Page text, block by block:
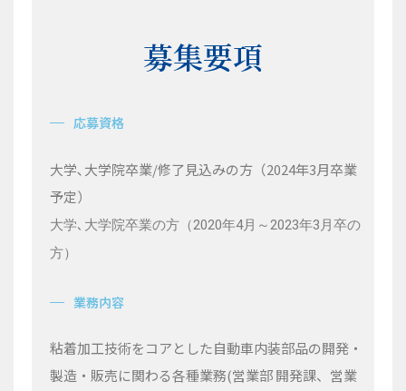
募集要項
応募資格
大学､大学院卒業/修了見込みの方（2024年3月卒業
予定）
大学､大学院卒業の方（2020年4月～2023年3月卒の
方）
業務内容
粘着加工技術をコアとした自動車内装部品の開発・
製造・販売に関わる各種業務(営業部 開発課、営業